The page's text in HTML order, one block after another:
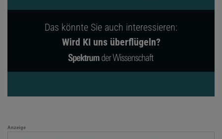
Das könnte Sie auch interessieren:
Wird KI uns überflügeln?
Anzeige